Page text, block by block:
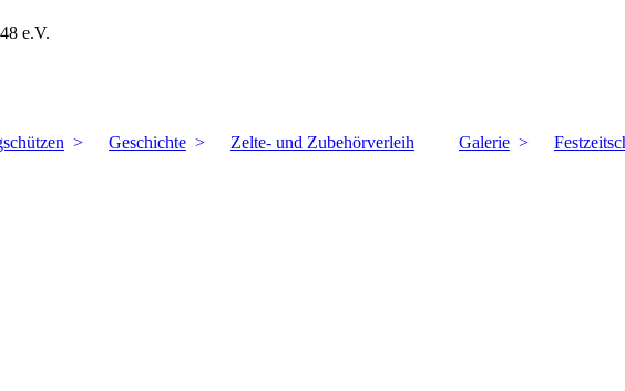
e.V.
Geschichte Zelte- und Zubehörverleih Galerie